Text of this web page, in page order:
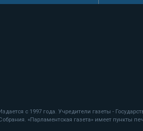
с 1997 года. Учредители газеты -
«Парламентская газета» имеет пункты